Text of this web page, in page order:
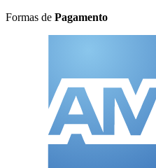
Formas de Pagamento